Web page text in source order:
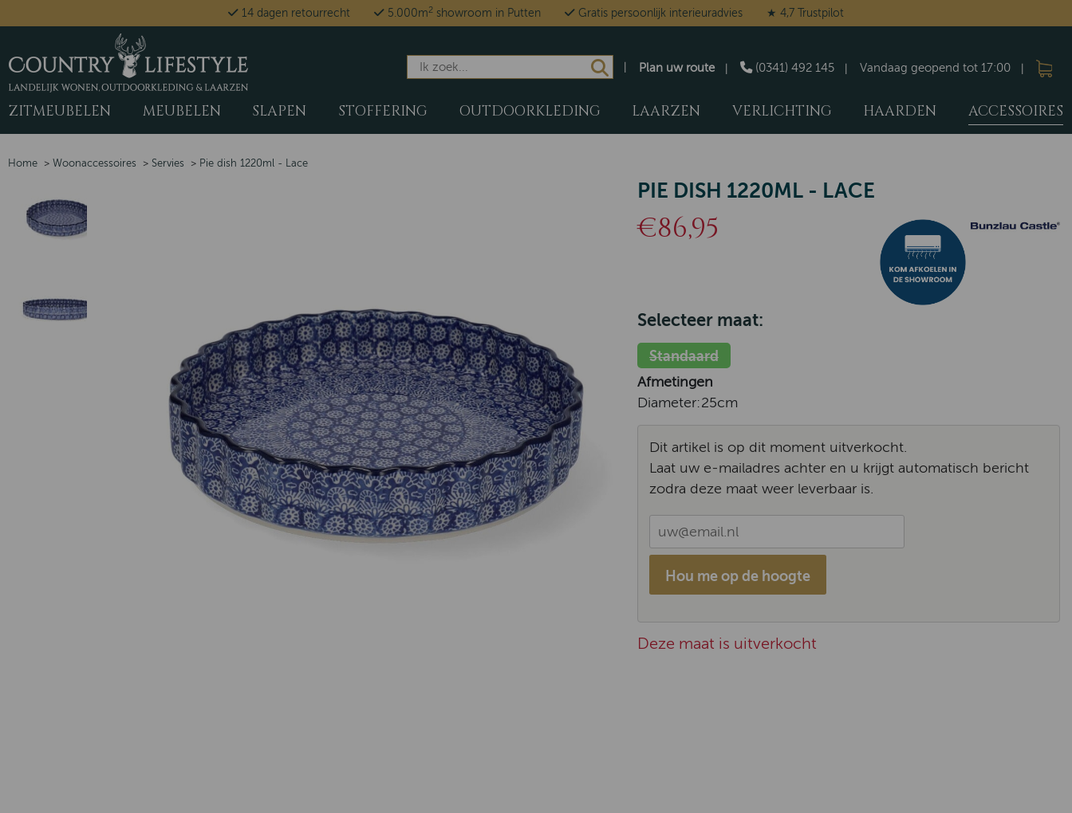
14 dagen retourrecht 5.000m2 showroom in Putten Gratis persoonlijk interieuradvies ★ 4,7 Trustpilot
Vandaag geopend tot 17:00
(0341) 492 145
Plan uw route
ZITMEUBELEN MEUBELEN SLAPEN STOFFERING OUTDOORKLEDING LAARZEN VERLICHTING HAARDEN ACCESSOIRES
Home > Woonaccessoires > Servies > Pie dish 1220ml - Lace
PIE DISH 1220ML - LACE
€86,95
Selecteer maat:
Standaard
Afmetingen
Diameter:25cm
Dit artikel is op dit moment uitverkocht.
Laat uw e-mailadres achter en u krijgt automatisch bericht
zodra deze maat weer leverbaar is.
Hou me op de hoogte
Deze maat is uitverkocht